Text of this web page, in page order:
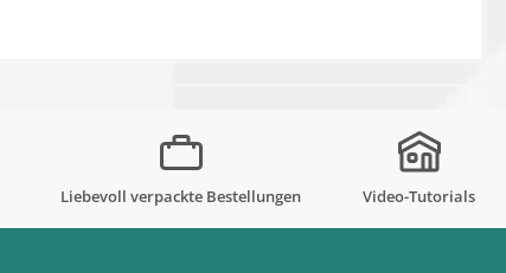
Liebevoll verpackte Bestellungen Video-Tutorials